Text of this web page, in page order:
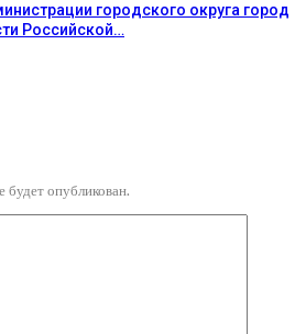
городского округа город
Российской…
опубликован.